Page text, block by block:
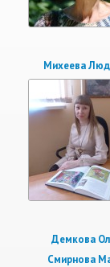
Михеева
Демкова
Смирнова